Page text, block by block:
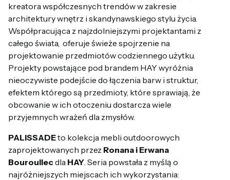
kreatora współczesnych trendów w zakresie
architektury wnętrz i skandynawskiego stylu życia.
Współpracująca z najzdolniejszymi projektantami z
całego świata, oferuje świeże spojrzenie na
projektowanie przedmiotów codziennego użytku.
Projekty powstające pod brandem HAY wyróżnia
nieoczywiste podejście do łączenia barw i struktur,
efektem którego są przedmioty, które sprawiają, że
obcowanie w ich otoczeniu dostarcza wiele
przyjemnych wrażeń dla zmysłów.
PALISSADEto kolekcja mebli outdoorowych
zaprojektowanych przez Ronana i Erwana
Bouroullecdla HAY . Seria powstała z myślą o
najróżniejszych miejscach ich wykorzystania: